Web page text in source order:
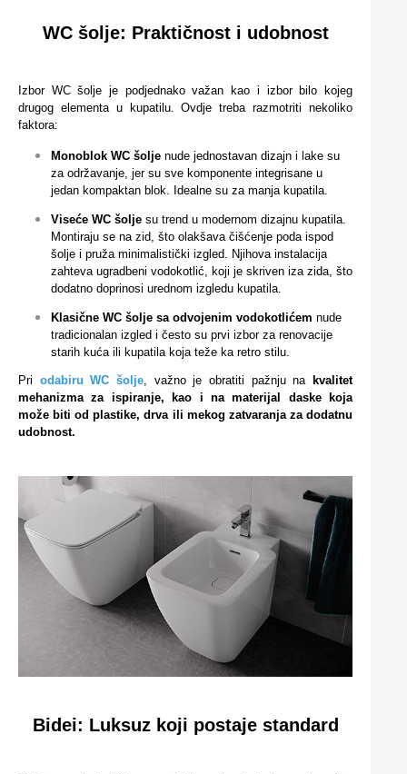
WC šolje: Praktičnost i udobnost
Izbor WC šolje je podjednako važan kao i izbor bilo kojeg
drugog elementa u kupatilu. Ovdje treba razmotriti nekoliko
faktora:
Monoblok WC šolje nude jednostavan dizajn i lake su
za održavanje, jer su sve komponente integrisane u
jedan kompaktan blok. Idealne su za manja kupatila.
Viseće WC šolje su trend u modernom dizajnu kupatila.
Montiraju se na zid, što olakšava čišćenje poda ispod
šolje i pruža minimalistički izgled. Njihova instalacija
zahteva ugradbeni vodokotlić, koji je skriven iza zida, što
dodatno doprinosi urednom izgledu kupatila.
Klasične WC šolje sa odvojenim vodokotlićem nude
tradicionalan izgled i često su prvi izbor za renovacije
starih kuća ili kupatila koja teže ka retro stilu.
Pri odabiru WC šolje , važno je obratiti pažnju na
kvalitet
mehanizma za ispiranje, kao i na materijal daske koja
može biti od plastike, drva ili mekog zatvaranja za dodatnu
udobnost.
Bidei: Luksuz koji postaje standard